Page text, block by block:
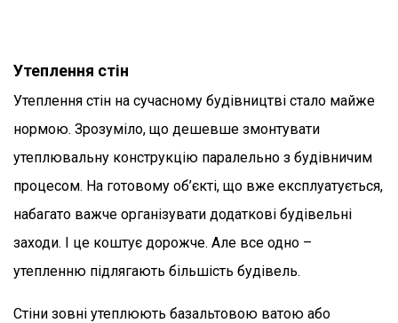
Утеплення стін
Утеплення стін на сучасному будівництві стало майже
нормою. Зрозуміло, що дешевше змонтувати
утеплювальну конструкцію паралельно з будівничим
процесом. На готовому об’єкті, що вже експлуатується,
набагато важче організувати додаткові будівельні
заходи. І це коштує дорожче. Але все одно –
утепленню підлягають більшість будівель.
Стіни зовні утеплюють базальтовою ватою або